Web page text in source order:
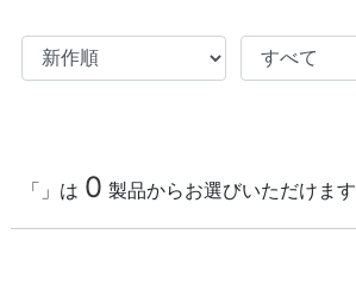
「」は 0 製品からお選びいただけます